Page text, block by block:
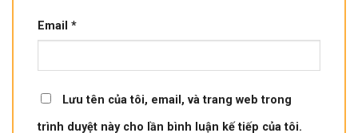
Email *
Lưu tên của tôi, email, và trang web trong
trình duyệt này cho lần bình luận kế tiếp của tôi.